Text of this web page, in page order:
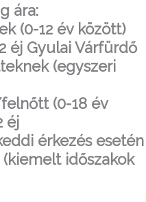
ára:
(0-12 év között)
éj Gyulai Várfürdő
(egyszeri
(0-18 év
éj
érkezés esetén
(kiemelt időszakok